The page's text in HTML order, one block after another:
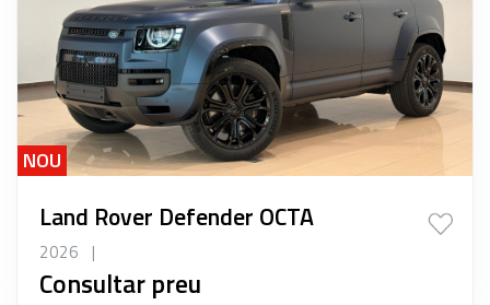
NOU
Land Rover Defender OCTA
2026 |
Consultar preu